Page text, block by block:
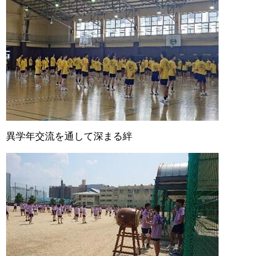
異学年交流を通して深まる絆